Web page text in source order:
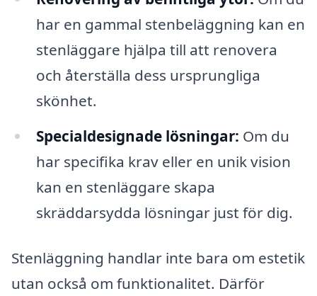
har en gammal stenbeläggning kan en
stenläggare hjälpa till att renovera
och återställa dess ursprungliga
skönhet.
Specialdesignade lösningar: Om du
har specifika krav eller en unik vision
kan en stenläggare skapa
skräddarsydda lösningar just för dig.
Stenläggning handlar inte bara om estetik
utan också om funktionalitet. Därför